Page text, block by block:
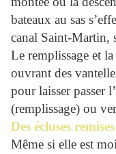
bateaux au sas
canal Saint-Martin,
Le remplissage et
ouvrant des
pour laisser passer
(remplissage) ou
Des écluses
Même si elle est